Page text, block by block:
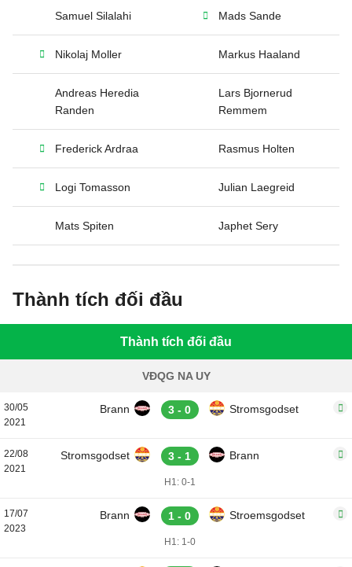
Samuel Silalahi Mads Sande
Nikolaj Moller Markus Haaland
Andreas Heredia
Randen
Lars Bjornerud
Remmem
Frederick Ardraa Rasmus Holten
Logi Tomasson Julian Laegreid
Mats Spiten Japhet Sery
Thành tích đối đầu
Thành tích đối đầu
VĐQG NA UY
30/05
2021
Brann 3 - 0 Stromsgodset
22/08
2021
Stromsgodset 3 - 1 Brann
H1: 0-1
17/07
2023
Brann 1 - 0 Stroemsgodset
H1: 1-0